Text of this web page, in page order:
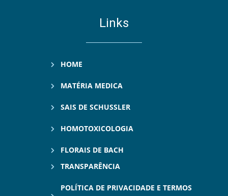
Links
HOME
MATÉRIA MEDICA
SAIS DE SCHUSSLER
HOMOTOXICOLOGIA
FLORAIS DE BACH
TRANSPARÊNCIA
POLÍTICA DE PRIVACIDADE E TERMOS